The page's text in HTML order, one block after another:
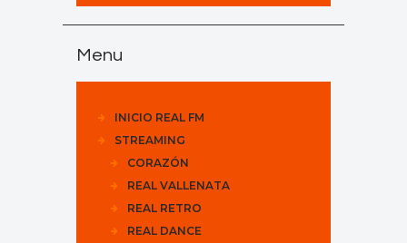
Menu
INICIO REAL FM
STREAMING
CORAZÓN
REAL VALLENATA
REAL RETRO
REAL DANCE